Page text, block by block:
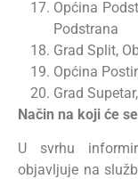
Općina
Podstrana
Grad Split,
Općina
Grad
Način na koji će
U svrhu
objavljuje na